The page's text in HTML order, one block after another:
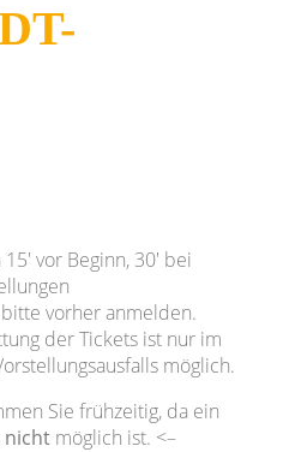
vor Beginn, 30′ bei
vorher anmelden.
der Tickets ist nur im
möglich.
Sie frühzeitig, da ein
nicht möglich ist. <–